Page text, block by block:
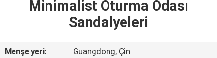
HAKKIMIZDA
Minimalist Oturma Odası
Sandalyeleri
Menşe yeri:
Guangdong, Çin